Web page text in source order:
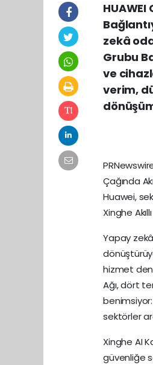
HUAWEI
zekâ
Grubu
ve
verim,
Çağında
Huawei,
Xinghe
Yapay
hizmet
Ağı, dört
benimsiyor:
sektörler
Xinghe AI
güvenliğe